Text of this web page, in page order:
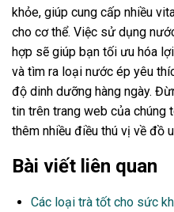
khỏe, giúp cung cấp nhiều
cho cơ thể. Việc sử dụng
hợp sẽ giúp bạn tối ưu hóa
và tìm ra loại nước ép yêu
độ dinh dưỡng hàng ngày.
tin trên trang web của chúng
thêm nhiều điều thú vị về đồ
Bài viết liên quan
Các loại trà tốt cho sức